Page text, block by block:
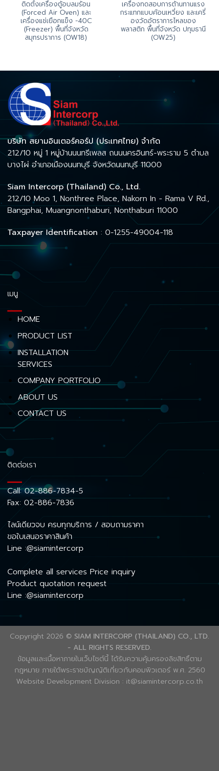
ติดตั้งเครื่องตู้อบลมร้อน
(Forced Air Oven) และ
เครื่องแช่เยือกแข็ง -40C
(Freezer) พื้นที่จังหวัด
สมุทรปราการ (OW18)
เครื่องทดสอบการต้านทานแรง
กระแทกแบบค้อนเหวี่ยง และเครี่
องวัดอัตราการไหลของ
พลาสติก พื้นที่จังหวัด ปทุมธานี
(OW25)
บริษัท สยามอินเตอร์คอร์ป (ประเทศไทย) จำกัด
212/10 หมู่ 1 หมู่บ้านนนทรีเพลส ถนนนครอินทร์-พระราม 5 ตำบล
บางไผ่ อำเภอเมืองนนทบุรี จังหวัดนนทบุรี 11000
Siam Intercorp (Thailand) Co., Ltd.
212/10 Moo 1, Nonthree Place, Nakorn In - Rama V Rd.,
Bangphai, Muangnonthaburi, Nonthaburi 11000
Taxpayer Identification : 0-1255-49004-118
เมนู
HOME
PRODUCT LIST
INSTALLATION
SERVICES
COMPANY PORTFOLIO
ABOUT US
CONTACT US
ติดต่อเรา
Call:02-886-7834-5
Fax: 02-886-7836
ไลน์เดียวจบ ครบทุกบริการ / สอบถามราคา
ขอใบเสนอราคาสินค้า
Line :@siamintercorp
Complete all services Price inquiry
Product quotation request
Line :@siamintercorp
Copyright 2026 © SIAM INTERCORP (THAILAND) CO., LTD.
- ALL RIGHTS RESERVED.
ข้อมูลและเนื้อหาภายในเว็บไซต์นี้ ได้รับความคุ้มครองลิขสิทธิ์ตาม
กฎหมาย ภายใต้พระราชบัญญัติเกี่ยวกับคอมพิวเตอร์ พ.ศ. 2560
Website Development Division : it@siamintercorp.co.th